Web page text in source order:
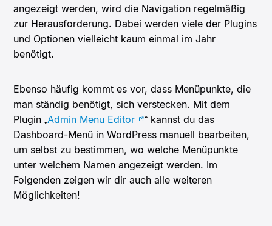
angezeigt werden, wird die Navigation regelmäßig
zur Herausforderung. Dabei werden viele der Plugins
und Optionen vielleicht kaum einmal im Jahr
benötigt.
Ebenso häufig kommt es vor, dass Menüpunkte, die
man ständig benötigt, sich verstecken. Mit dem
Plugin „Admin Menu Editor
“ kannst du das
Dashboard-Menü in WordPress manuell bearbeiten,
um selbst zu bestimmen, wo welche Menüpunkte
unter welchem Namen angezeigt werden. Im
Folgenden zeigen wir dir auch alle weiteren
Möglichkeiten!